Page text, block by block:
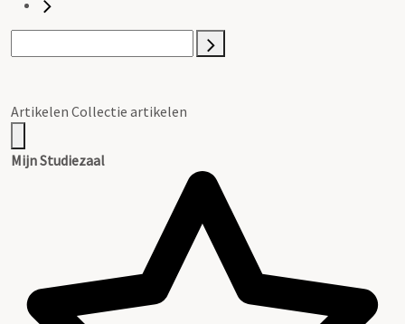
Artikelen Collectie artikelen
Mijn Studiezaal